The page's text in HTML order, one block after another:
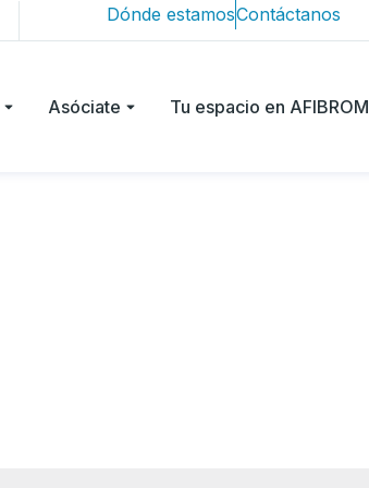
Dónde estamosContáctanos
Asóciate Tu espacio en AFIBROM